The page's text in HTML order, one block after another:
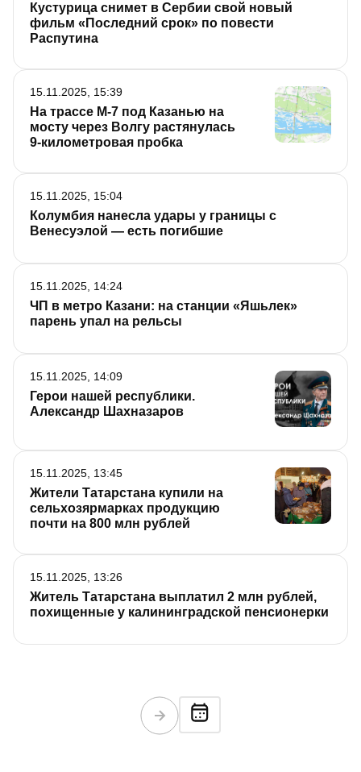
Кустурица снимет в Сербии свой новый
фильм «Последний срок» по повести
Распутина
На трассе М-7 под Казанью на
мосту через Волгу растянулась
9-километровая пробка
15.11.2025, 15:39
Колумбия нанесла удары у границы с
Венесуэлой — есть погибшие
15.11.2025, 15:04
ЧП в метро Казани: на станции «Яшьлек»
парень упал на рельсы
15.11.2025, 14:24
Герои нашей республики.
Александр Шахназаров
15.11.2025, 14:09
Жители Татарстана купили на
сельхозярмарках продукцию
почти на 800 млн рублей
15.11.2025, 13:45
Житель Татарстана выплатил 2 млн рублей,
похищенные у калининградской пенсионерки
15.11.2025, 13:26